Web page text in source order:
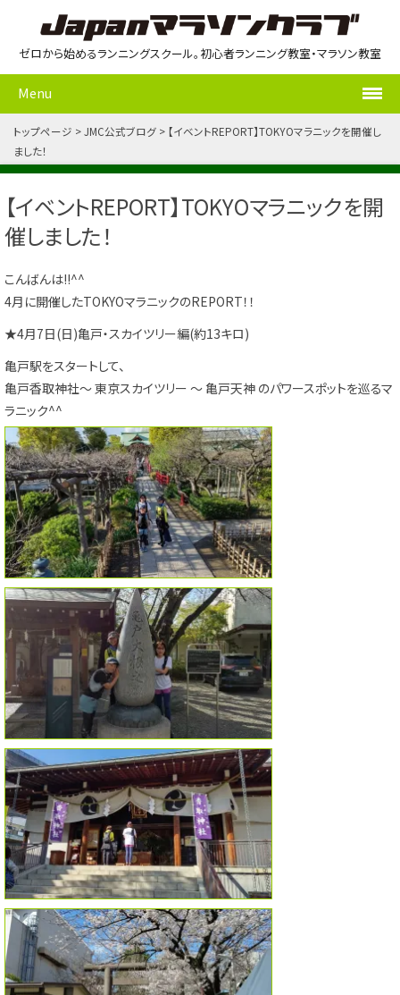
ゼロから始めるランニングスクール。初心者ランニング教室・マラソン教室
Menu
トップページ JMC公式ブログ
【イベントREPORT】TOKYOマラニックを開催し
ました！
【イベントREPORT】TOKYOマラニックを開
催しました！
こんばんは!!^^
4月に開催したTOKYOマラニックのREPORT！！
★4月7日(日)亀戸・スカイツリー編(約13キロ)
亀戸駅をスタートして、
亀戸香取神社～ 東京スカイツリー ～ 亀戸天神 のパワースポットを巡るマ
ラニック^^